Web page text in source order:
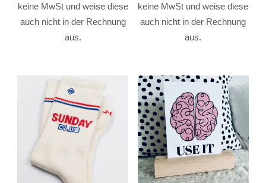
keine MwSt und weise diese
auch nicht in der Rechnung
aus.
keine MwSt und weise diese
auch nicht in der Rechnung
aus.